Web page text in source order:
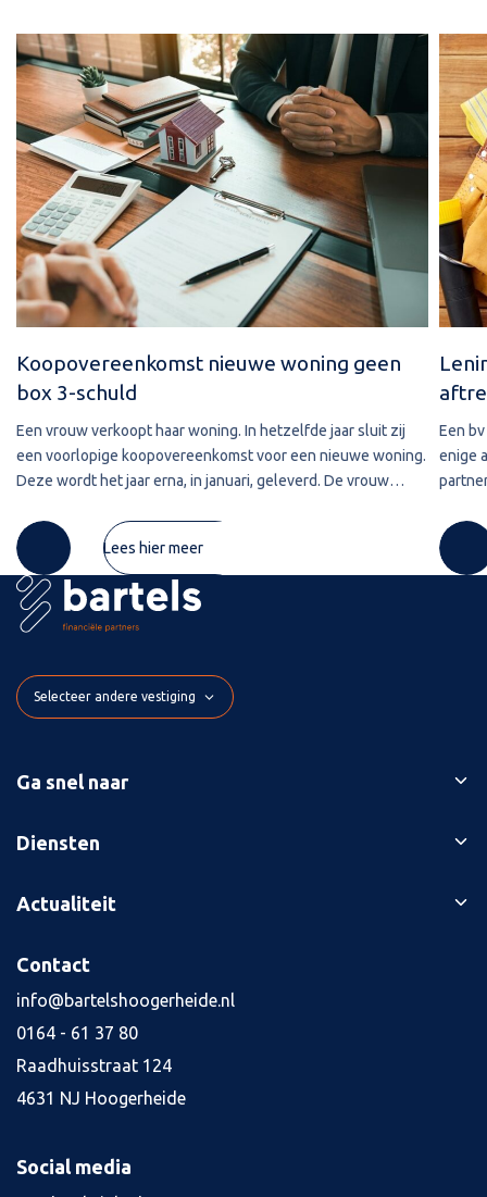
Koopovereenkomst nieuwe woning geen
box 3-schuld
Een vrouw verkoopt haar woning. In hetzelfde jaar sluit zij
een voorlopige koopovereenkomst voor een nieuwe woning.
Deze wordt het jaar erna, in januari, geleverd. De vrouw
derdengeldrekening van
Lees hier meer
Een
enige
Selecteer andere vestiging
Ga snel naar
Ons verhaal
Succesverhalen
Diensten
Bedrijfsopvolging
Boekhouding
Kredietaanvraag
Jaarrekening
Salarisadministratie
Tax planning
Actualiteit
Blog
Kennisbank
Vacatures
4
Contact
info@bartelshoogerheide.nl
0164 - 61 37 80
Raadhuisstraat 124
4631 NJ Hoogerheide
Social media